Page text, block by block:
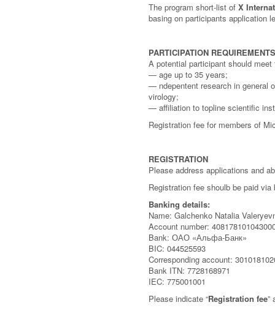
The program short-list ofX
basing on participants application
PARTICIPATION
A potential participant should
— age up to 35 years;
— ndepentent research in general
virology;
— affiliation to topline scientific
Registration fee for members of
REGISTRATION
Please address applications and
Registration fee shoulb be paid via
Banking details:
Name: Galchenko Natalia
Account number:
Bank: ОАО «Альфа-Банк»
BIC: 044525593
Corresponding account:
Bank ITN: 7728168971
IEC: 775001001
Please indicate “Registration fee”